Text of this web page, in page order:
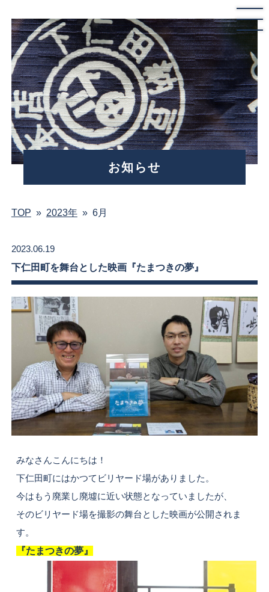
お知らせ
TOP » 2023年» 6月
2023.06.19
下仁田町を舞台とした映画『たまつきの夢』
みなさんこんにちは！
下仁田町にはかつてビリヤード場がありました。
今はもう廃業し廃墟に近い状態となっていましたが、
そのビリヤード場を撮影の舞台とした映画が公開されま
す。
『たまつきの夢』